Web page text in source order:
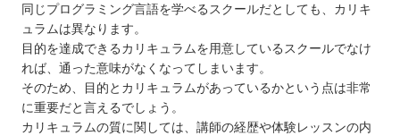
同じプログラミング言語を学べるスクールだとしても、カリキ
ュラムは異なります。
目的を達成できるカリキュラムを用意しているスクールでなけ
れば、通った意味がなくなってしまいます。
そのため、目的とカリキュラムがあっているかという点は非常
に重要だと言えるでしょう。
カリキュラムの質に関しては、講師の経歴や体験レッスンの内